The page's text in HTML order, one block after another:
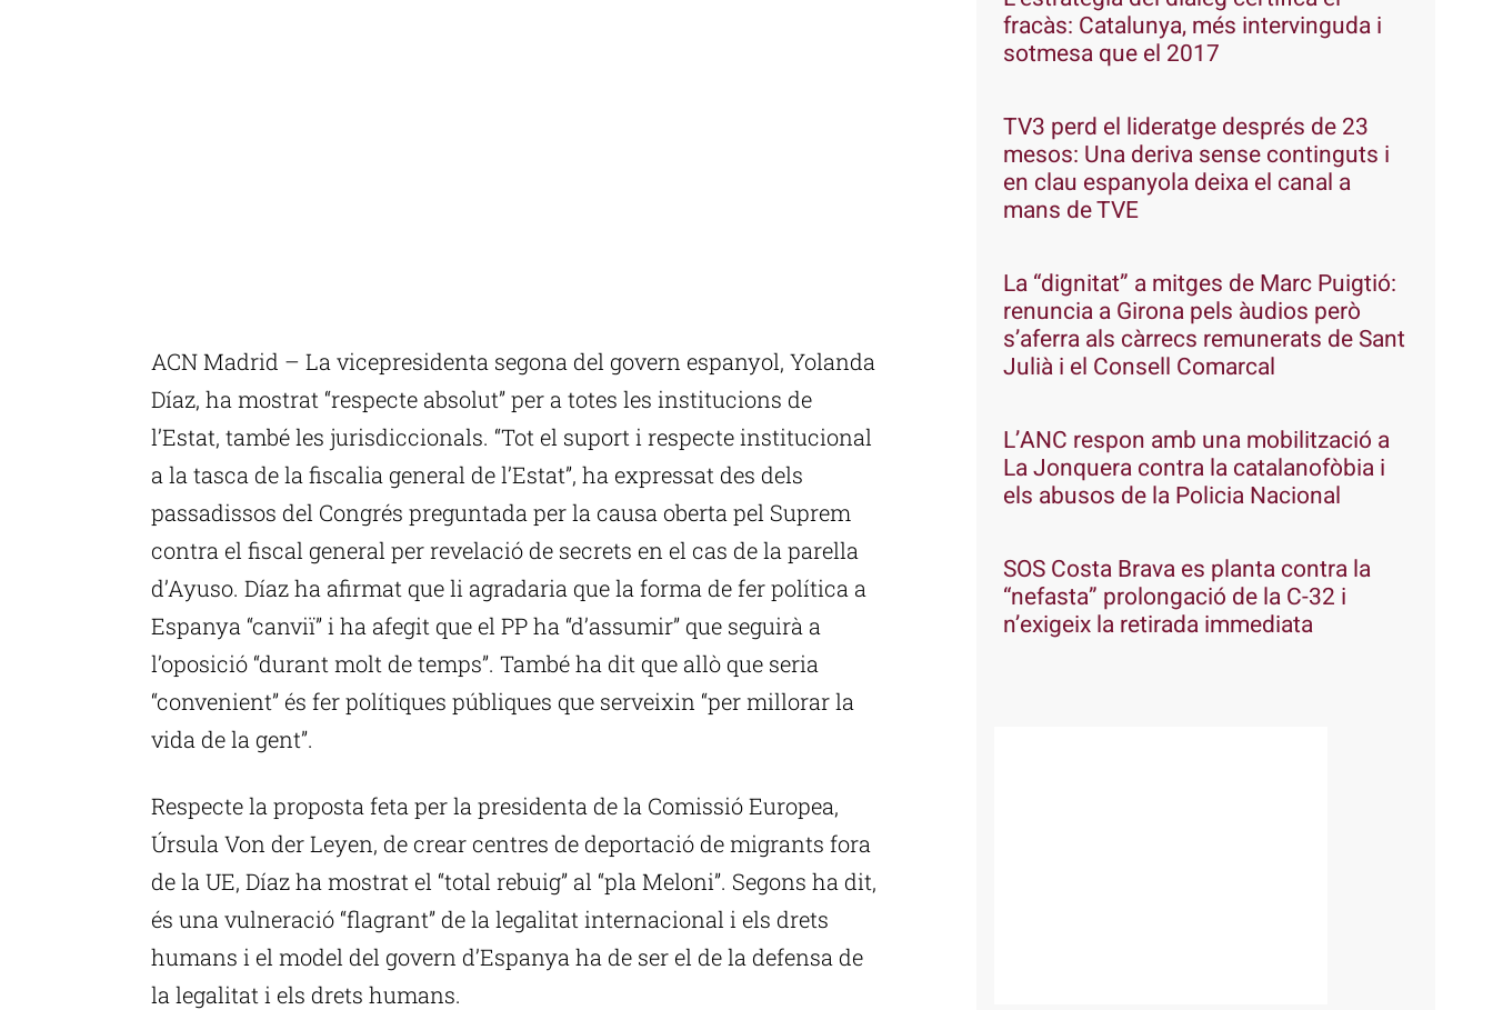
ACN Madrid – La vicepresidenta segona del govern espanyol, Yolanda
Díaz, ha mostrat “respecte absolut” per a totes les institucions de
l’Estat, també les jurisdiccionals. “Tot el suport i respecte institucional
a la tasca de la fiscalia general de l’Estat”, ha expressat des dels
passadissos del Congrés preguntada per la causa oberta pel Suprem
contra el fiscal general per revelació de secrets en el cas de la parella
d’Ayuso. Díaz ha afirmat que li agradaria que la forma de fer política a
Espanya “canviï” i ha afegit que el PP ha “d’assumir” que seguirà a
l’oposició “durant molt de temps”. També ha dit que allò que seria
“convenient” és fer polítiques públiques que serveixin “per millorar la
vida de la gent”.
Respecte la proposta feta per la presidenta de la Comissió Europea,
Úrsula Von der Leyen, de crear centres de deportació de migrants fora
de la UE, Díaz ha mostrat el “total rebuig” al “pla Meloni”. Segons ha dit,
és una vulneració “flagrant” de la legalitat internacional i els drets
humans i el model del govern d’Espanya ha de ser el de la defensa de
la legalitat i els drets humans.
fracàs: Catalunya, més intervinguda i
sotmesa que el 2017
TV3 perd el lideratge després de 23
mesos: Una deriva sense continguts i
en clau espanyola deixa el canal a
mans de TVE
La “dignitat” a mitges de Marc Puigtió:
renuncia a Girona pels àudios però
s’aferra als càrrecs remunerats de Sant
Julià i el Consell Comarcal
L’ANC respon amb una mobilització a
La Jonquera contra la catalanofòbia i
els abusos de la Policia Nacional
SOS Costa Brava es planta contra la
“nefasta” prolongació de la C-32 i
n’exigeix la retirada immediata